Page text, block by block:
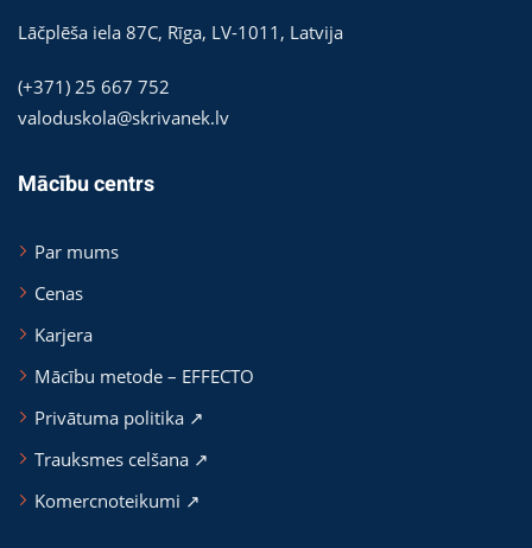
Lāčplēša iela 87C, Rīga, LV-1011 , Latvija
(+371) 25 667 752
valoduskola@skrivanek.lv
Mācību centrs
Par mums
Cenas
Karjera
Mācību metode – EFFECTO
Privātuma politika ↗
Trauksmes celšana ↗
Komercnoteikumi ↗